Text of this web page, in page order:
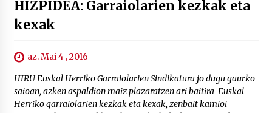
HIZPIDEA: Garraiolarien kezkak eta
kexak
az. Mai 4 , 2016
HIRU Euskal Herriko Garraiolarien Sindikatura jo dugu gaurko
saioan, azken aspaldion maiz plazaratzen ari baitira Euskal
Herriko garraiolarien kezkak eta kexak, zenbait kamioi